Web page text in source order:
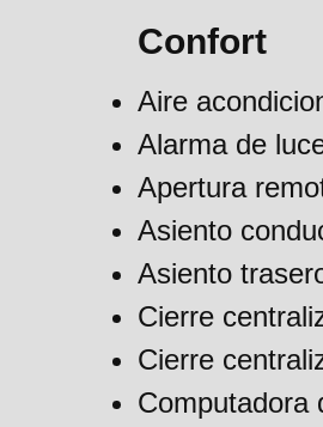
Confort
Aire
Alarma de
Apertura
Asiento
Asiento
Cierre
Cierre
Computadora